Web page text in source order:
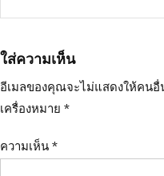
ใส่ความเห็น
อีเมลของคุณจะไม่แสดงให้คนอื่
เครื่องหมาย *
ความเห็น *